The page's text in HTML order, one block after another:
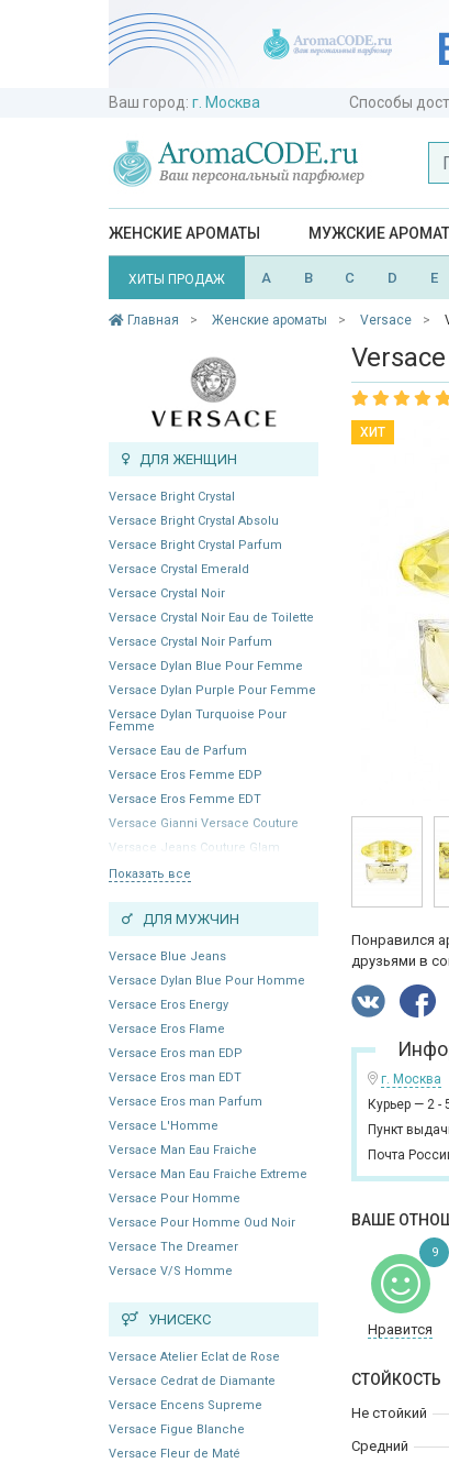
Ваш город: г. Москва Способы
ЖЕНСКИЕ АРОМАТЫ МУЖСКИЕ
ХИТЫ ПРОДАЖ A B C D E
Главная Женские ароматы Versace
ДЛЯ ЖЕНЩИН
Versace Bright Crystal
Versace Bright Crystal Absolu
Versace Bright Crystal Parfum
Versace Crystal Emerald
Versace Crystal Noir
Versace Crystal Noir Eau de Toilette
Versace Crystal Noir Parfum
Versace Dylan Blue Pour Femme
Versace Dylan Purple Pour Femme
Versace Dylan Turquoise Pour
Femme
Versace Eau de Parfum
Versace Eros Femme EDP
Versace Eros Femme EDT
Versace Gianni Versace Couture
Versace Jeans Couture Glam
Показать все
ДЛЯ МУЖЧИН
Versace Blue Jeans
Versace Dylan Blue Pour Homme
Versace Eros Energy
Versace Eros Flame
Versace Eros man EDP
Versace Eros man EDT
Versace Eros man Parfum
Versace L'Homme
Versace Man Eau Fraiche
Versace Man Eau Fraiche Extreme
Versace Pour Homme
Versace Pour Homme Oud Noir
Versace The Dreamer
Versace V/S Homme
УНИСЕКС
Versace Atelier Eclat de Rose
Versace Cedrat de Diamante
Versace Encens Supreme
Versace Figue Blanche
Versace Fleur de Maté
ХИТ
Понравился
друзьями в
г. Москва
Курьер — 2 -
Пункт
Почта
ВАШЕ
Нравится
9
СТОЙКОСТЬ
Не стойкий
Средний